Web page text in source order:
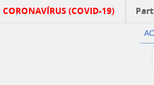
CORONAVÍRUS (COVID-19)